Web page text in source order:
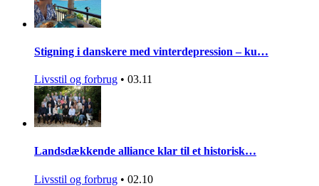
Stigning i danskere med vinterdepression – ku…
Livsstil og forbrug • 03.11
Landsdækkende alliance klar til et historisk…
Livsstil og forbrug • 02.10